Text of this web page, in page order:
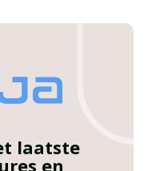
laatste
en